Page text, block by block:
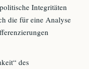
Integritäten
die für eine Analyse
des